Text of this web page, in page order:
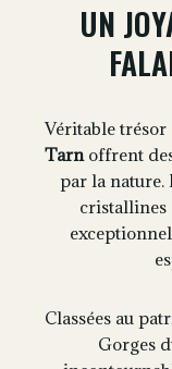
UN
Véritable trésor
Tarnoffrent
par la nature.
cristallines
Classées au
Gorges